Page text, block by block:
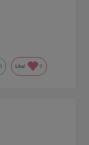
0 Like! 0